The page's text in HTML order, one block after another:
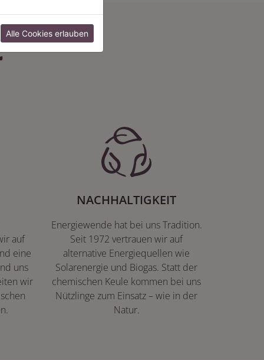
auf
eine
uns
wir
NACHHALTIGKEIT
Energiewende hat bei uns Tradition.
Seit 1972 vertrauen wir auf
alternative Energiequellen wie
Solarenergie und Biogas. Statt der
chemischen Keule kommen bei uns
Nützlinge zum Einsatz – wie in der
Natur.
Alle Cookies erlauben